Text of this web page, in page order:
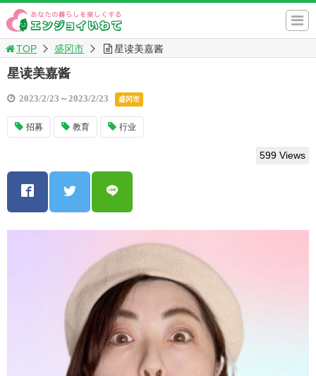
TOP 盛冈市 星读美嘉酱
星读美嘉酱
2023/2/23～2023/2/23 盛冈市
招募 教育 行业
599 Views